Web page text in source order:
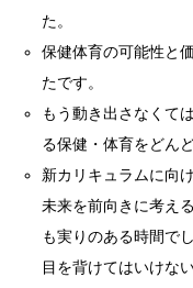
た。
保健体育の可能性と
たです。
もう動き出さなくて
る保健・体育をどん
新カリキュラムに向
未来を前向きに考え
も実りのある時間で
目を背けてはいけな